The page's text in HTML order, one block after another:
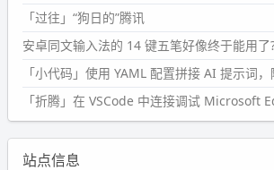
「过往」“狗日的”腾讯
安卓同文输入法的 14 键五笔好像终于能用了
「小代码」使用 YAML 配置拼接 AI 提示词
「折腾」在 VSCode 中连接调试 Microsoft
站点信息